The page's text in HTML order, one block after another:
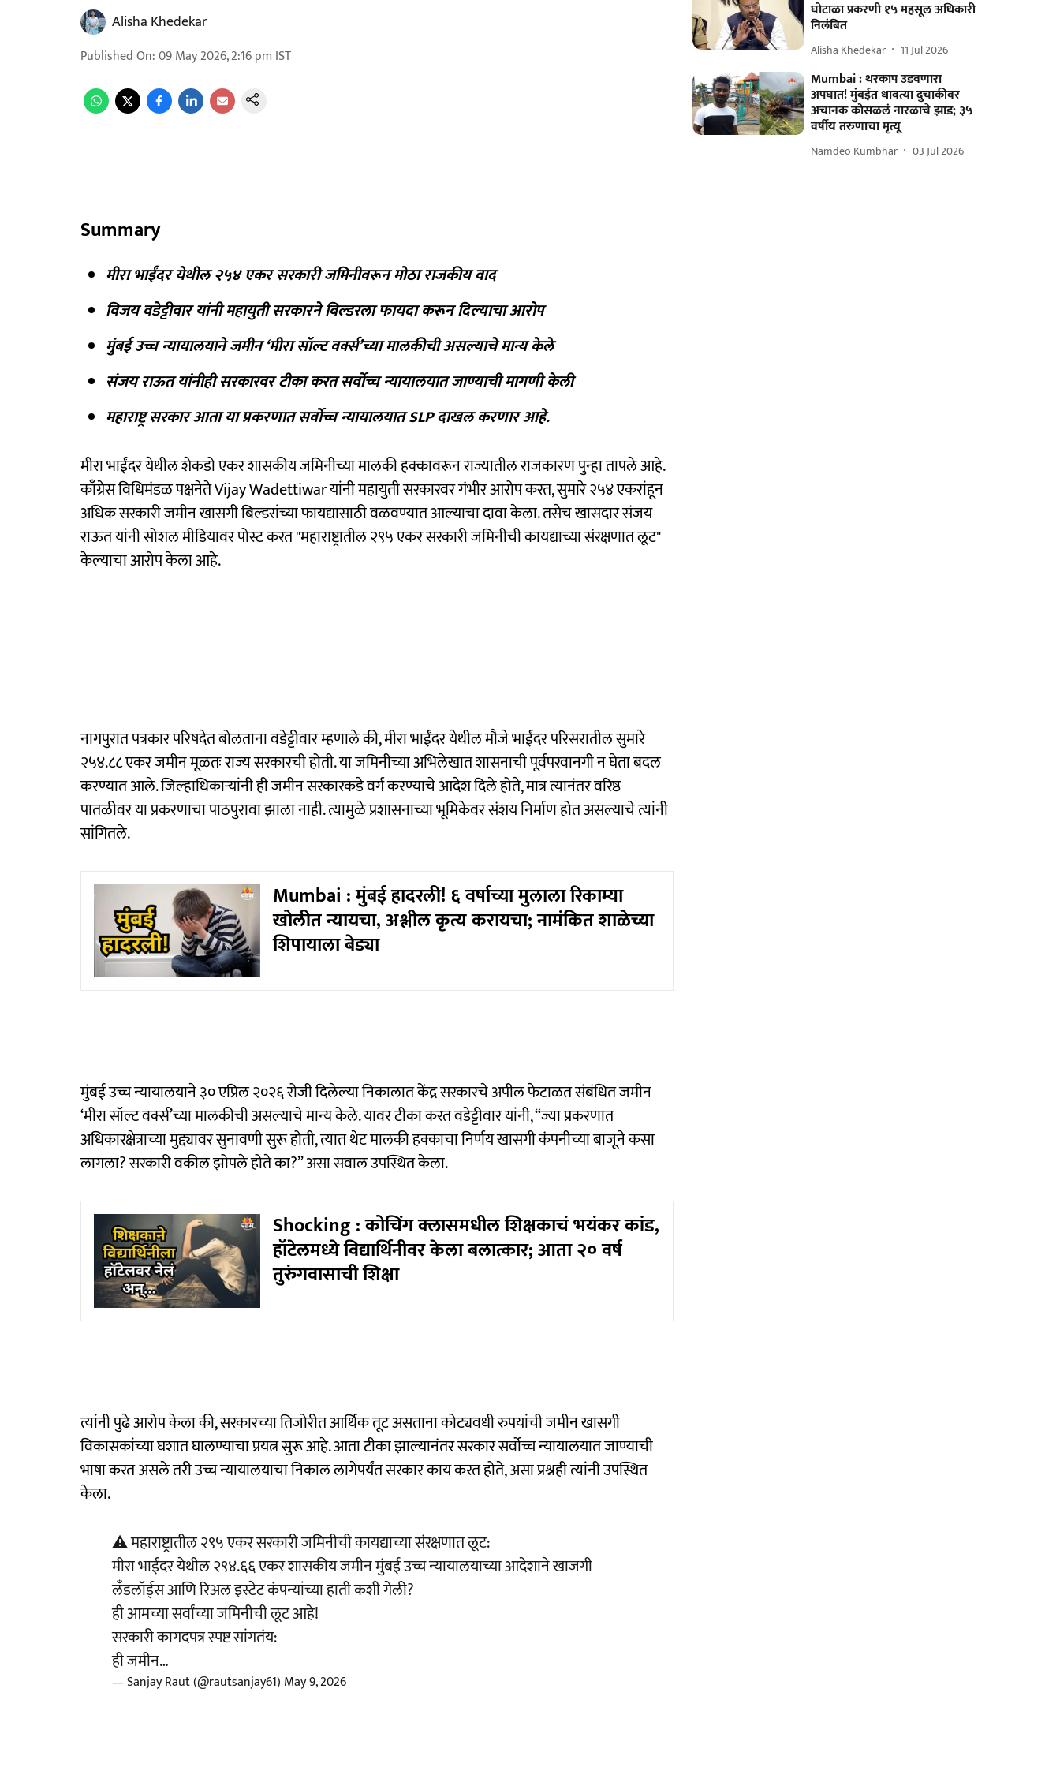
Alisha Khedekar
Published On:09 May 2026, 2:16 pm IST
Summary
मीरा भाईंदर येथील २५४ एकर सरकारी जमिनीवरून मोठा राजकीय वाद
विजय वडेट्टीवार यांनी महायुती सरकारने बिल्डरला फायदा करून दिल्याचा आरोप
मुंबई उच्च न्यायालयाने जमीन ‘मीरा सॉल्ट वर्क्स’च्या मालकीची असल्याचे मान्य केले
संजय राऊत यांनीही सरकारवर टीका करत सर्वोच्च न्यायालयात जाण्याची मागणी केली
महाराष्ट्र सरकार आता या प्रकरणात सर्वोच्च न्यायालयात SLP दाखल करणार आहे.
मीरा भाईंदर येथील शेकडो एकर शासकीय जमिनीच्या मालकी हक्कावरून राज्यातील राजकारण पुन्हा तापले आहे.
काँग्रेस विधिमंडळ पक्षनेते Vijay Wadettiwar यांनी महायुती सरकारवर गंभीर आरोप करत, सुमारे २५४ एकरांहून
अधिक सरकारी जमीन खासगी बिल्डरांच्या फायद्यासाठी वळवण्यात आल्याचा दावा केला. तसेच खासदार संजय
राऊत यांनी सोशल मीडियावर पोस्ट करत "महाराष्ट्रातील २९५ एकर सरकारी जमिनीची कायद्याच्या संरक्षणात लूट"
केल्याचा आरोप केला आहे.
नागपुरात पत्रकार परिषदेत बोलताना वडेट्टीवार म्हणाले की, मीरा भाईंदर येथील मौजे भाईंदर परिसरातील सुमारे
२५४.८८ एकर जमीन मूळतः राज्य सरकारची होती. या जमिनीच्या अभिलेखात शासनाची पूर्वपरवानगी न घेता बदल
करण्यात आले. जिल्हाधिकाऱ्यांनी ही जमीन सरकारकडे वर्ग करण्याचे आदेश दिले होते, मात्र त्यानंतर वरिष्ठ
पातळीवर या प्रकरणाचा पाठपुरावा झाला नाही. त्यामुळे प्रशासनाच्या भूमिकेवर संशय निर्माण होत असल्याचे त्यांनी
सांगितले.
Mumbai : मुंबई हादरली! ६ वर्षाच्या मुलाला रिकाम्या
खोलीत न्यायचा, अश्लील कृत्य करायचा; नामंकित शाळेच्या
शिपायाला बेड्या
मुंबई उच्च न्यायालयाने ३० एप्रिल २०२६ रोजी दिलेल्या निकालात केंद्र सरकारचे अपील फेटाळत संबंधित जमीन
‘मीरा सॉल्ट वर्क्स’च्या मालकीची असल्याचे मान्य केले. यावर टीका करत वडेट्टीवार यांनी, “ज्या प्रकरणात
अधिकारक्षेत्राच्या मुद्द्यावर सुनावणी सुरू होती, त्यात थेट मालकी हक्काचा निर्णय खासगी कंपनीच्या बाजूने कसा
लागला? सरकारी वकील झोपले होते का?” असा सवाल उपस्थित केला.
Shocking : कोचिंग क्लासमधील शिक्षकाचं भयंकर कांड,
हॉटेलमध्ये विद्यार्थिनीवर केला बलात्कार; आता २० वर्ष
तुरुंगवासाची शिक्षा
त्यांनी पुढे आरोप केला की, सरकारच्या तिजोरीत आर्थिक तूट असताना कोट्यवधी रुपयांची जमीन खासगी
विकासकांच्या घशात घालण्याचा प्रयत्न सुरू आहे. आता टीका झाल्यानंतर सरकार सर्वोच्च न्यायालयात जाण्याची
भाषा करत असले तरी उच्च न्यायालयाचा निकाल लागेपर्यंत सरकार काय करत होते, असा प्रश्नही त्यांनी उपस्थित
केला.
⚠️ महाराष्ट्रातील २९५ एकर सरकारी जमिनीची कायद्याच्या संरक्षणात लूट:
मीरा भाईंदर येथील २९४.६६ एकर शासकीय जमीन मुंबई उच्च न्यायालयाच्या आदेशाने खाजगी
लँडलॉर्ड्स आणि रिअल इस्टेट कंपन्यांच्या हाती कशी गेली?
ही आमच्या सर्वांच्या जमिनीची लूट आहे!
सरकारी कागदपत्र स्पष्ट सांगतंय:
ही जमीन…
— Sanjay Raut (@rautsanjay61) May 9, 2026
घोटाळा प्रकरणी १५ महसूल अधिकारी
निलंबित
Alisha Khedekar 11 Jul 2026
Mumbai : थरकाप उडवणारा
अपघात! मुंबईत धावत्या दुचाकीवर
अचानक कोसळलं नारळाचे झाड; ३५
वर्षीय तरुणाचा मृत्यू
Namdeo Kumbhar 03 Jul 2026